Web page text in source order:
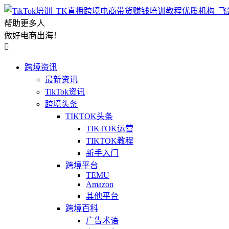
帮助更多人
做好电商出海！

跨境资讯
最新资讯
TikTok资讯
跨境头条
TIKTOK头条
TIKTOK运营
TIKTOK教程
新手入门
跨境平台
TEMU
Amazon
其他平台
跨境百科
广告术语